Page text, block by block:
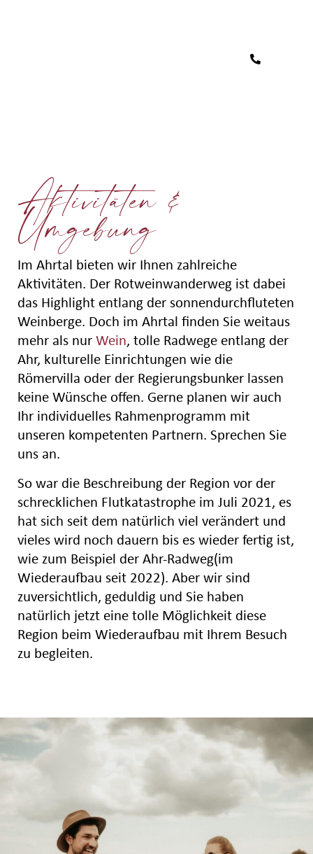
Aktivitäten &
Umgebung
Im Ahrtal bieten wir Ihnen zahlreiche
Aktivitäten. Der Rotweinwanderweg ist dabei
das Highlight entlang der sonnendurchfluteten
Weinberge. Doch im Ahrtal finden Sie weitaus
mehr als nurWein, tolle Radwege entlang der
Ahr, kulturelle Einrichtungen wie die
Römervilla oder der Regierungsbunker lassen
keine Wünsche offen. Gerne planen wir auch
Ihr individuelles Rahmenprogramm mit
unseren kompetenten Partnern. Sprechen Sie
uns an.
So war die Beschreibung der Region vor der
schrecklichen Flutkatastrophe im Juli 2021, es
hat sich seit dem natürlich viel verändert und
vieles wird noch dauern bis es wieder fertig ist,
wie zum Beispiel der Ahr-Radweg(im
Wiederaufbau seit 2022). Aber wir sind
zuversichtlich, geduldig und Sie haben
natürlich jetzt eine tolle Möglichkeit diese
Region beim Wiederaufbau mit Ihrem Besuch
zu begleiten.